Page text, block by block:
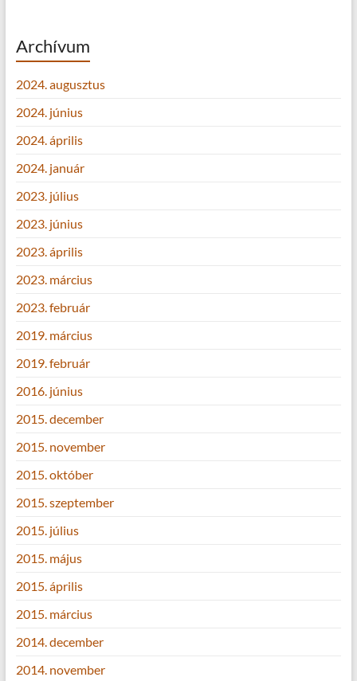
Archívum
2024. augusztus
2024. június
2024. április
2024. január
2023. július
2023. június
2023. április
2023. március
2023. február
2019. március
2019. február
2016. június
2015. december
2015. november
2015. október
2015. szeptember
2015. július
2015. május
2015. április
2015. március
2014. december
2014. november